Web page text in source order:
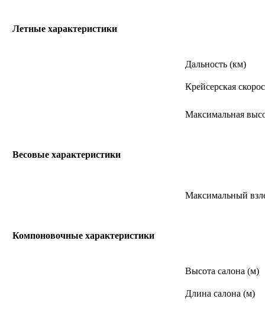
Летные характеристики
Дальность (км)
Крейсерская
Максимальная
Весовые характеристики
Максимальный
Компоновочные характеристики
Высота салона (м)
Длина салона (м)